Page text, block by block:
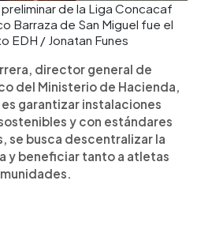
de la Liga Concacaf
Barraza de San Miguel fue el
EDH / Jonatan Funes
director general de
del Ministerio de Hacienda,
garantizar instalaciones
y con estándares
se busca descentralizar la
y beneficiar tanto a atletas